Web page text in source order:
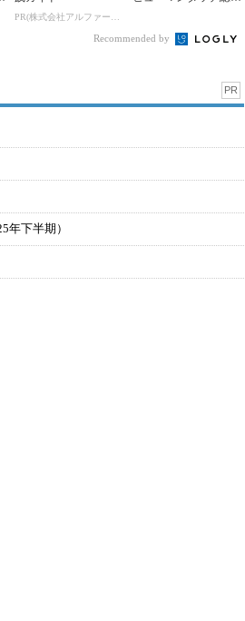
PR(株式会社アルファーテクノ)
Recommended by
PR
下半期）